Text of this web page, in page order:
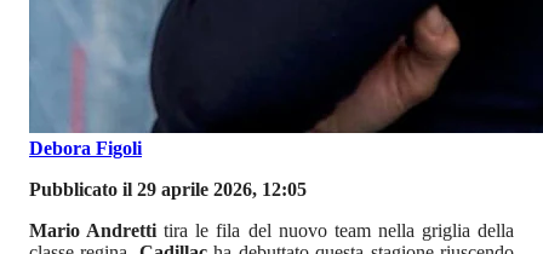
Debora Figoli
Pubblicato il 29 aprile 2026, 12:05
Mario Andrettitira le fila del nuovo team nella griglia della